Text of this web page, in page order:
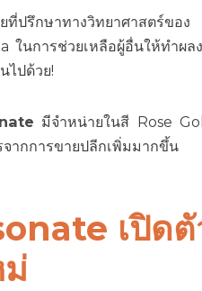
ยที่ปรึกษาทางวิทยาศาสตร์ข
ในการช่วยเหลือผู้อื่นให้ทำผ
ไปด้วย!
มีจำหน่ายในสี Rose
ากการขายปลีกเพิ่มมากขึ้น
เปิดตั